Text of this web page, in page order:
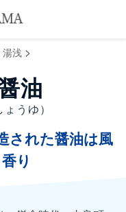
湯浅 >
油
うゆ）
された醤油は風
り